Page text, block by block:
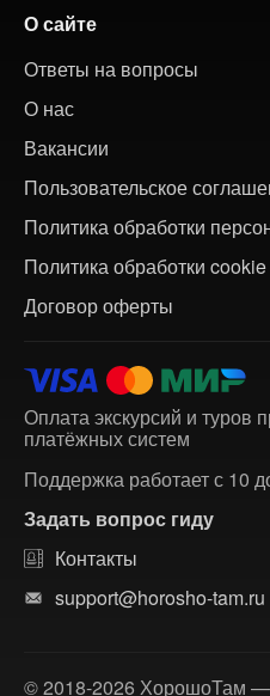
О сайте
Ответы на вопросы
О нас
Вакансии
Пользовательское
Политика обработки
Политика обработки cookie
Договор оферты
Оплата экскурсий и туров
платёжных систем
Поддержка работает с 10
Задать вопрос гиду
Контакты
support@horosho-tam.ru
© 2018-2026 ХорошоТам —